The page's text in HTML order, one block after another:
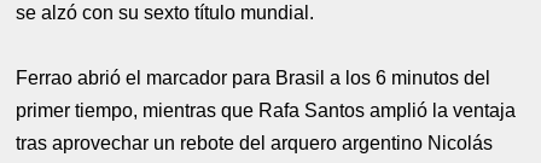
se alzó con su sexto título mundial.
Ferrao abrió el marcador para Brasil a los 6 minutos del
primer tiempo, mientras que Rafa Santos amplió la ventaja
tras aprovechar un rebote del arquero argentino Nicolás